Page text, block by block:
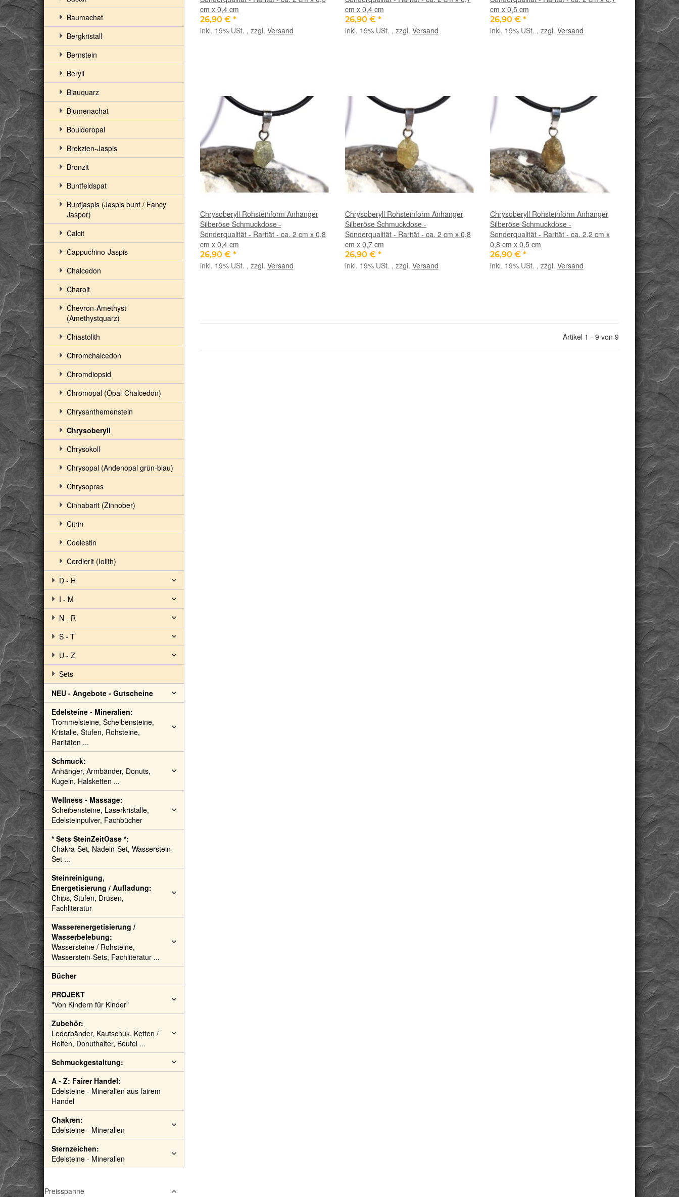
cm x 0,4 cm
26,90 € *
inkl. 19% USt. , zzgl. Versand
cm x 0,4 cm
26,90 € *
inkl. 19% USt. , zzgl. Versand
cm x 0,5 cm
26,90 € *
inkl. 19% USt. , zzgl. Versand
Chrysoberyll Rohsteinform Anhänger
Silberöse Schmuckdose -
Sonderqualität - Rarität - ca. 2 cm x 0,8
cm x 0,4 cm
26,90 € *
inkl. 19% USt. , zzgl. Versand
Chrysoberyll Rohsteinform Anhänger
Silberöse Schmuckdose -
Sonderqualität - Rarität - ca. 2 cm x 0,8
cm x 0,7 cm
26,90 € *
inkl. 19% USt. , zzgl. Versand
Chrysoberyll Rohsteinform Anhänger
Silberöse Schmuckdose -
Sonderqualität - Rarität - ca. 2,2 cm x
0,8 cm x 0,5 cm
26,90 € *
inkl. 19% USt. , zzgl. Versand
Artikel 1 - 9 von 9
Baumachat
Bergkristall
Bernstein
Beryll
Blauquarz
Blumenachat
Boulderopal
Brekzien-Jaspis
Bronzit
Buntfeldspat
Buntjaspis (Jaspis bunt / Fancy
Jasper)
Calcit
Cappuchino-Jaspis
Chalcedon
Charoit
Chevron-Amethyst
(Amethystquarz)
Chiastolith
Chromchalcedon
Chromdiopsid
Chromopal (Opal-Chalcedon)
Chrysanthemenstein
Chrysoberyll
Chrysokoll
Chrysopal (Andenopal grün-blau)
Chrysopras
Cinnabarit (Zinnober)
Citrin
Coelestin
Cordierit (Iolith)
D - H
I - M
N - R
S - T
U - Z
Sets
NEU - Angebote - Gutscheine
Edelsteine - Mineralien:
Trommelsteine, Scheibensteine,
Kristalle, Stufen, Rohsteine,
Raritäten ...
Schmuck:
Anhänger, Armbänder, Donuts,
Kugeln, Halsketten ...
Wellness - Massage:
Scheibensteine, Laserkristalle,
Edelsteinpulver, Fachbücher
* Sets SteinZeitOase *:
Chakra-Set, Nadeln-Set, Wasserstein-
Set ...
Steinreinigung,
Energetisierung / Aufladung:
Chips, Stufen, Drusen,
Fachliteratur
Wasserenergetisierung /
Wasserbelebung:
Wassersteine / Rohsteine,
Wasserstein-Sets, Fachliteratur ...
Bücher
PROJEKT
"Von Kindern für Kinder"
Zubehör:
Lederbänder, Kautschuk, Ketten /
Reifen, Donuthalter, Beutel ...
Schmuckgestaltung:
A - Z: Fairer Handel:
Edelsteine - Mineralien aus fairem
Handel
Chakren:
Edelsteine - Mineralien
Sternzeichen:
Edelsteine - Mineralien
Preisspanne